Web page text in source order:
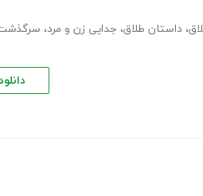
، داستان طلاق، جدایی زن و مرد، سرگذشت